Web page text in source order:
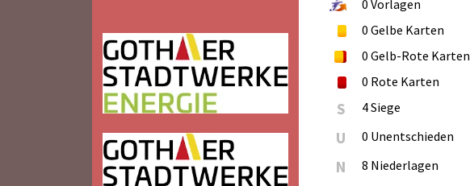
0 Vorlagen
0 Gelbe Karten
0 Gelb-Rote Karten
0 Rote Karten
S 4 Siege
U 0 Unentschieden
N 8 Niederlagen